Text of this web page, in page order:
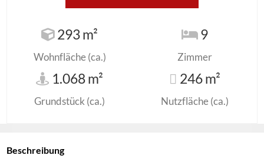
293 m²
Wohnfläche (ca.)
9
Zimmer
1.068 m²
Grundstück (ca.)
246 m²
Nutzfläche (ca.)
Beschreibung